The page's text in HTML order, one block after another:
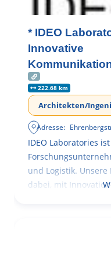
* IDEO
Innovative
222.68 km
Architekten/
Adresse:
IDEO Laboratories
und Logistik.
dabei, mit